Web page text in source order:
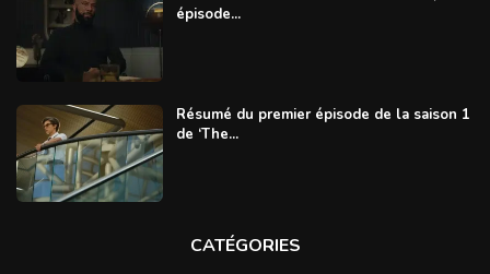
épisode...
Résumé du premier épisode de la saison 1
de ‘The...
CATÉGORIES